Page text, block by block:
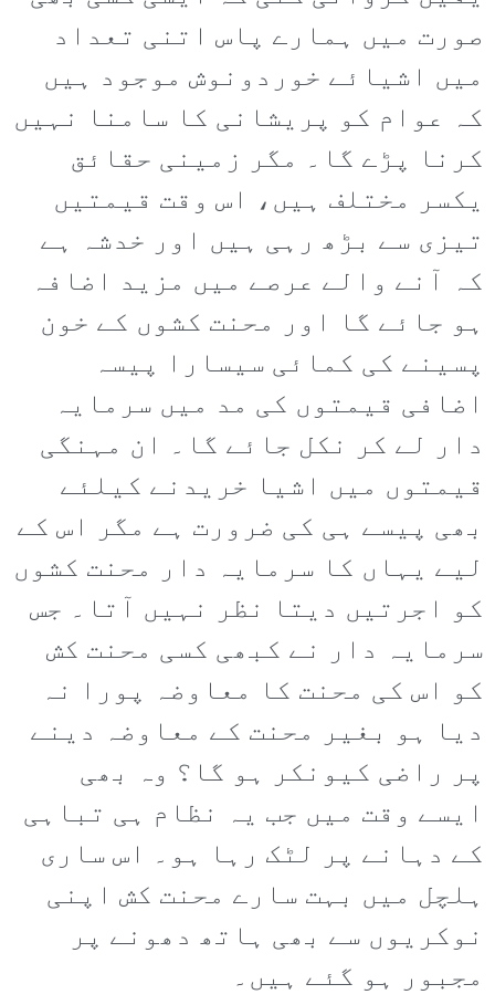
صورت میں ہمارے پاس اتنی تعداد
میں اشیائے خوردونوش موجود ہیں
کہ عوام کو پریشانی کا سامنا نہیں
کرنا پڑے گا۔ مگر زمینی حقائق
یکسر مختلف ہیں، اس وقت قیمتیں
تیزی سے بڑھ رہی ہیں اور خدشہ ہے
کہ آنے والے عرصے میں مزید اضافہ
ہو جائے گا اور محنت کشوں کے خون
پسینے کی کمائی سیسارا پیسہ
اضافی قیمتوں کی مد میں سرمایہ
دار لے کر نکل جائے گا۔ ان مہنگی
قیمتوں میں اشیا خریدنے کیلئے
بھی پیسے ہی کی ضرورت ہے مگر اس کے
لیے یہاں کا سرمایہ دار محنت کشوں
کو اجرتیں دیتا نظر نہیں آتا۔ جس
سرمایہ دار نے کبھی کسی محنت کش
کو اس کی محنت کا معاوضہ پورا نہ
دیا ہو بغیر محنت کے معاوضہ دینے
پر راضی کیونکر ہو گا؟ وہ بھی
ایسے وقت میں جب یہ نظام ہی تباہی
کے دہانے پر لٹک رہا ہو۔ اس ساری
ہلچل میں بہت سارے محنت کش اپنی
نوکریوں سے بھی ہاتھ دھونے پر
مجبور ہو گئے ہیں۔